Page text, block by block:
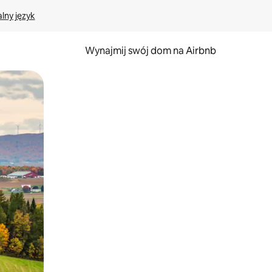
język
Wynajmij swój dom na Airbnb
pomocą gestów dotykowych lub przesuwania.